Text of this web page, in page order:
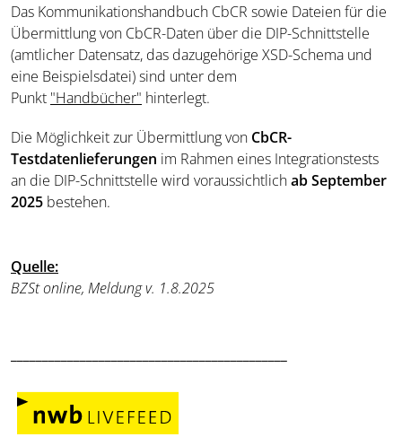
Das Kommunikationshandbuch CbCR sowie Dateien für die
Übermittlung von CbCR-Daten über die DIP-Schnittstelle
(amtlicher Datensatz, das dazugehörige XSD-Schema und
eine Beispielsdatei) sind unter dem
Punkt "Handbücher" hinterlegt.
Die Möglichkeit zur Übermittlung von CbCR-
Testdatenlieferungen im Rahmen eines Integrationstests
an die DIP-Schnittstelle wird voraussichtlichab September
2025 bestehen.
Quelle:
BZSt online, Meldung v. 1.8.2025